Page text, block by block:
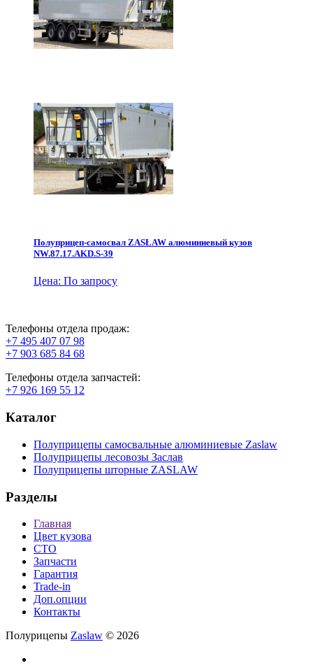
Полуприцеп-самосвал ZASŁAW алюминиевый кузов
NW.87.17.AKD.S-39
Цена: По запросу
Телефоны отдела продаж:
+7 495 407 07 98
+7 903 685 84 68
Телефоны отдела запчастей:
+7 926 169 55 12
Каталог
Полуприцепы самосвальные алюминиевые Zaslaw
Полуприцепы лесовозы Заслав
Полуприцепы шторные ZASLAW
Разделы
Главная
Цвет кузова
СТО
Запчасти
Гарантия
Trade-in
Доп.опции
Контакты
Полурицепы Zaslaw © 2026